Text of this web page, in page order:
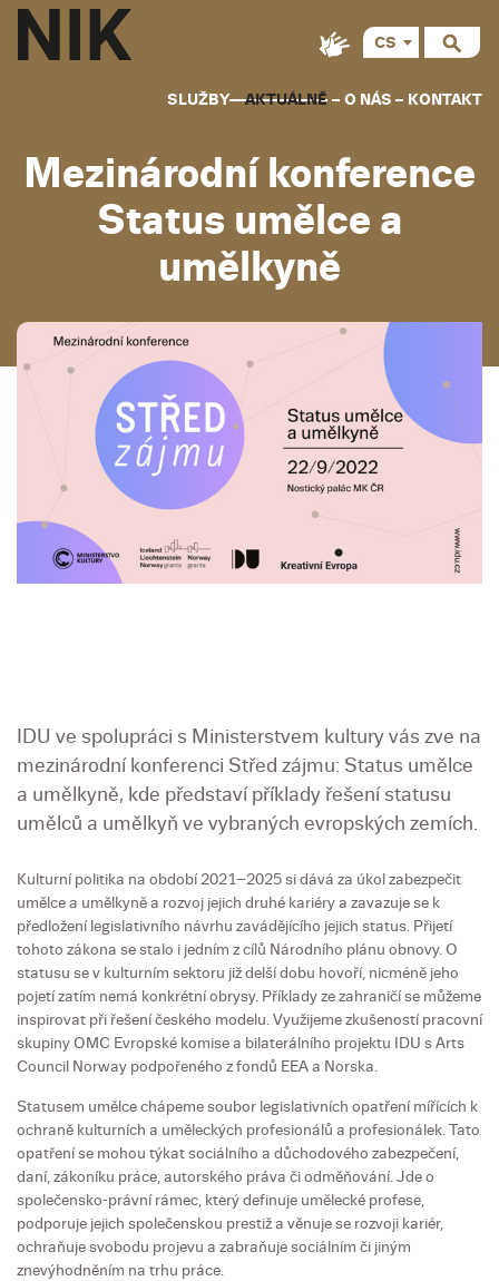
SLUŽBY AKTUÁLNĚ O NÁS KONTAKT
CS
Mezinárodní konference
Status umělce a
umělkyně
IDU ve spolupráci s Ministerstvem kultury vás zve na
mezinárodní konferenci Střed zájmu: Status umělce
a umělkyně, kde představí příklady řešení statusu
umělců a umělkyň ve vybraných evropských zemích.
Kulturní politika na období 2021–2025 si dává za úkol zabezpečit
umělce a umělkyně a rozvoj jejich druhé kariéry a zavazuje se k
předložení legislativního návrhu zavádějícího jejich status. Přijetí
tohoto zákona se stalo i jedním z cílů Národního plánu obnovy. O
statusu se v kulturním sektoru již delší dobu hovoří, nicméně jeho
pojetí zatím nemá konkrétní obrysy. Příklady ze zahraničí se můžeme
inspirovat při řešení českého modelu. Využijeme zkušeností pracovní
skupiny OMC Evropské komise a bilaterálního projektu IDU s Arts
Council Norway podpořeného z fondů EEA a Norska.
Statusem umělce chápeme soubor legislativních opatření mířících k
ochraně kulturních a uměleckých profesionálů a profesionálek. Tato
opatření se mohou týkat sociálního a důchodového zabezpečení,
daní, zákoníku práce, autorského práva či odměňování. Jde o
společensko-právní rámec, který definuje umělecké profese,
podporuje jejich společenskou prestiž a věnuje se rozvoji kariér,
ochraňuje svobodu projevu a zabraňuje sociálním či jiným
znevýhodněním na trhu práce.